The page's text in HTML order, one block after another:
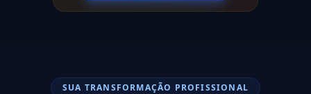
SUA TRANSFORMAÇÃO PROFISSIONAL